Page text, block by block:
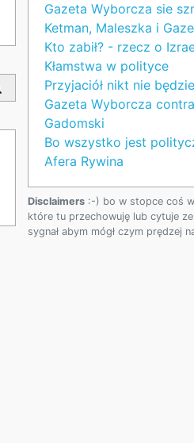
Gazeta Wyborcza sie
Ketman, Maleszka i
Kto zabił? - rzecz o
Kłamstwa w polityce
Przyjaciół nikt nie
Gazeta Wyborcza
Gadomski
Bo wszystko jest
Afera Rywina
Disclaimers :-) bo w stopce coś
które tu przechowuję lub cytuje
sygnał abym mógł czym prędzej